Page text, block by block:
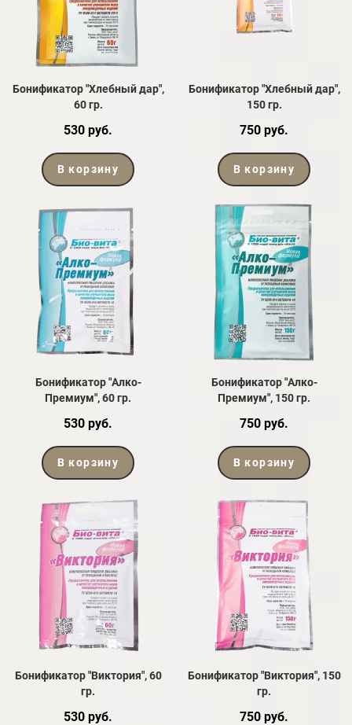
Бонификатор "Хлебный дар",
60 гр.
530 руб.
В корзину
Бонификатор "Хлебный дар",
150 гр.
750 руб.
В корзину
Бонификатор "Алко-
Премиум", 60 гр.
530 руб.
В корзину
Бонификатор "Алко-
Премиум", 150 гр.
750 руб.
В корзину
Бонификатор "Виктория", 60
гр.
530 руб.
Бонификатор "Виктория", 150
гр.
750 руб.